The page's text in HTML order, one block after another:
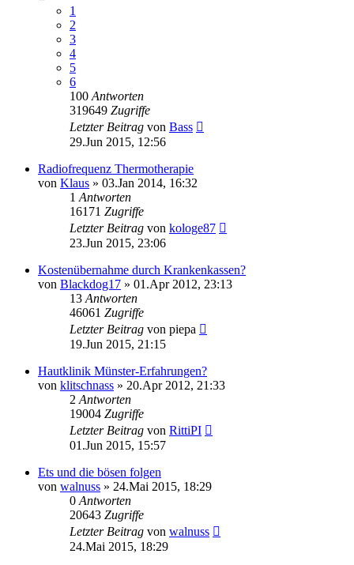
1
2
3
4
5
6
100 Antworten
319649 Zugriffe
Letzter Beitrag von Bass
29.Jun 2015, 12:56
Radiofrequenz Thermotherapie
von Klaus » 03.Jan 2014, 16:32
1 Antworten
16171 Zugriffe
Letzter Beitrag von kologe87
23.Jun 2015, 23:06
Kostenübernahme durch Krankenkassen?
von Blackdog17 » 01.Apr 2012, 23:13
13 Antworten
46061 Zugriffe
Letzter Beitrag von piepa
19.Jun 2015, 21:15
Hautklinik Münster-Erfahrungen?
von klitschnass » 20.Apr 2012, 21:33
2 Antworten
19004 Zugriffe
Letzter Beitrag von RittiPI
01.Jun 2015, 15:57
Ets und die bösen folgen
von walnuss » 24.Mai 2015, 18:29
0 Antworten
20643 Zugriffe
Letzter Beitrag von walnuss
24.Mai 2015, 18:29